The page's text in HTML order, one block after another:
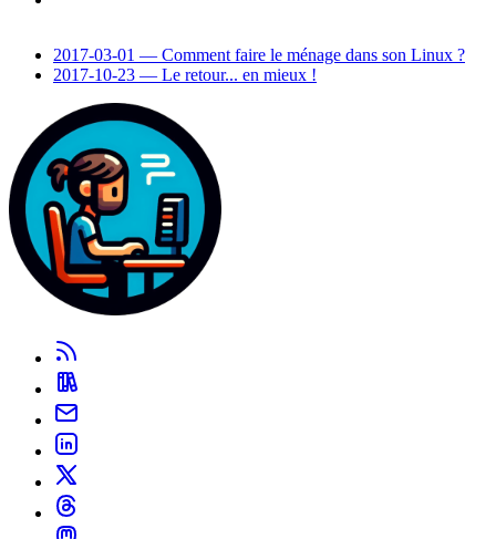
2017-03-01 ― Comment faire le ménage dans son Linux ?
2017-10-23 ― Le retour... en mieux !